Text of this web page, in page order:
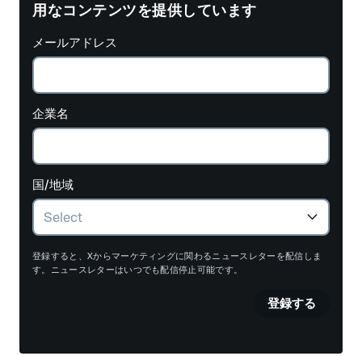
用なコンテンツを提供しています
メールアドレス
企業名
国/地域
登録すると、Xからマーケティングに関わるニュースレターを配信しま
す。ニュースレターはいつでも配信停止可能です。
登録する